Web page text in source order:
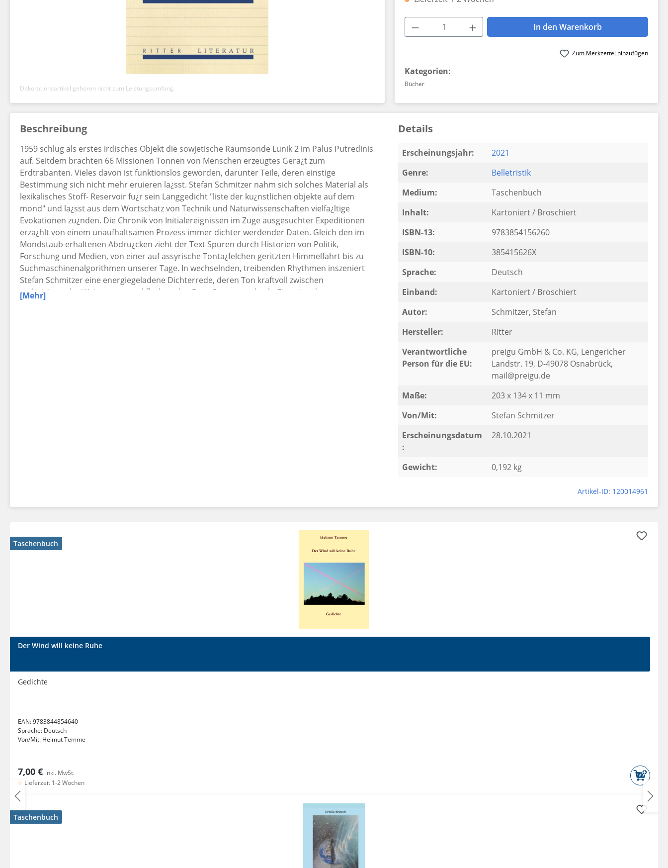
Dekorationsartikel gehören nicht zum Leistungsumfang.
Produkt Anzahl: Gib den gewünschten Wert
In den Warenkorb
Zum Merkzettel hinzufügen
Kategorien:
Bücher
Beschreibung
1959 schlug als erstes irdisches Objekt die sowjetische Raumsonde Lunik 2 im Palus Putredinis
auf. Seitdem brachten 66 Missionen Tonnen von Menschen erzeugtes Gera¿t zum
Erdtrabanten. Vieles davon ist funktionslos geworden, darunter Teile, deren einstige
Bestimmung sich nicht mehr eruieren la¿sst. Stefan Schmitzer nahm sich solches Material als
lexikalisches Stoff- Reservoir fu¿r sein Langgedicht "liste der ku¿nstlichen objekte auf dem
mond" und la¿sst aus dem Wortschatz von Technik und Naturwissenschaften vielfa¿ltige
Evokationen zu¿nden. Die Chronik von Initialereignissen im Zuge ausgesuchter Expeditionen
erza¿hlt von einem unaufhaltsamen Prozess immer dichter werdender Daten. Gleich den im
Mondstaub erhaltenen Abdru¿cken zieht der Text Spuren durch Historien von Politik,
Forschung und Medien, von einer auf assyrische Tonta¿felchen geritzten Himmelfahrt bis zu
Suchmaschinenalgorithmen unserer Tage. In wechselnden, treibenden Rhythmen inszeniert
Stefan Schmitzer eine energiegeladene Dichterrede, deren Ton kraftvoll zwischen
archaisierender Weissagung und flackernden Beat-Gesten wechselt: Eine singula¿re
[Mehr]
Details
Erscheinungsjahr:
2021
Genre:
Belletristik
Medium:
Taschenbuch
Inhalt:
Kartoniert / Broschiert
ISBN-13:
9783854156260
ISBN-10:
385415626X
Sprache:
Deutsch
Einband:
Kartoniert / Broschiert
Autor:
Schmitzer, Stefan
Hersteller:
Ritter
Verantwortliche
Person für die EU:
preigu GmbH & Co. KG, Lengericher
Landstr. 19, D-49078 Osnabrück,
mail@preigu.de
Maße:
203 x 134 x 11 mm
Von/Mit:
Stefan Schmitzer
Erscheinungsdatum
:
28.10.2021
Gewicht: 0,192 kg
Artikel-ID: 120014961
Taschenbuch
Der Wind will keine Ruhe
Gedichte
EAN:9783844854640
Sprache: Deutsch
Von/Mit: Helmut Temme
7,00 € inkl. MwSt.
Lieferzeit 1-2 Wochen
Taschenbuch